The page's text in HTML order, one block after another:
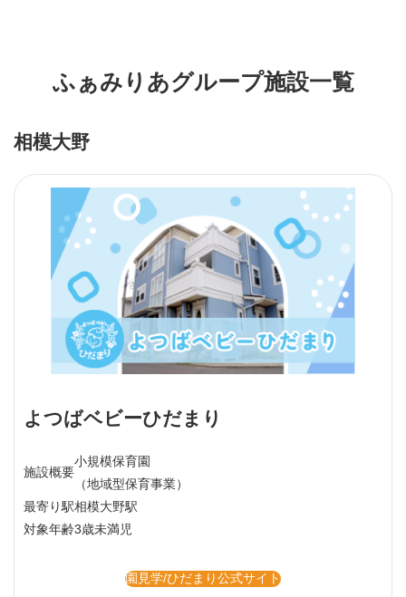
ふぁみりあグループ施設一覧
相模大野
よつばベビーひだまり
施設概要
小規模保育園
（地域型保育事業）
最寄り駅相模大野駅
対象年齢3歳未満児
園見学/ひだまり公式サイト